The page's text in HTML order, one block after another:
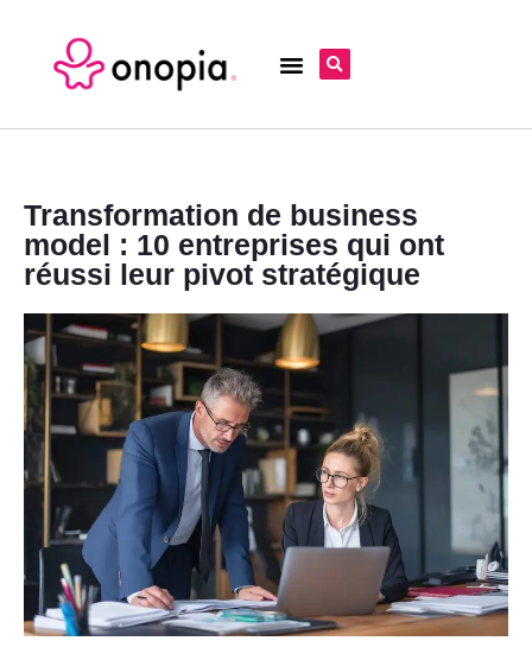
Transformation de business
model : 10 entreprises qui ont
réussi leur pivot stratégique